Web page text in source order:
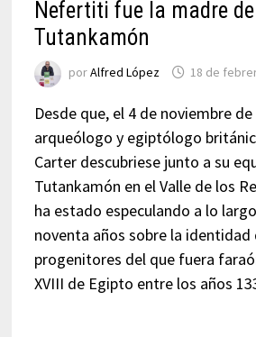
Nefertiti fue la madre de
Tutankamón
porAlfred López 18 de
Desde que, el 4 de noviembre de
arqueólogo y egiptólogo
Carter descubriese junto a su
Tutankamón en el Valle de los
ha estado especulando a lo
noventa años sobre la identidad
progenitores del que fuera
XVIII de Egipto entre los años